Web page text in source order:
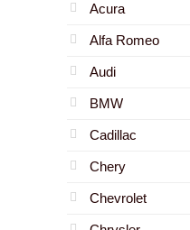
Acura
Alfa Romeo
Audi
BMW
Cadillac
Chery
Chevrolet